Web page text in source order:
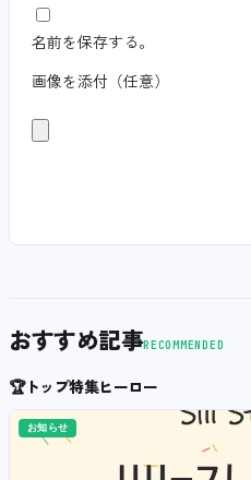
名前を保存する。
画像を添付（任意）
おすすめ記事RECOMMENDED
🏆トップ特集ヒーロー
お知らせ